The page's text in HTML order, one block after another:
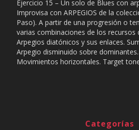
Ejercicio 15 – Un solo de Blues con
Improvisa con ARPEGIOS de la
Paso). A partir de una progresión o
varias combinaciones de los recursos
Arpegios diatónicos y sus enlaces.
Arpegio disminuido sobre
Movimientos horizontales. Target
Categorías